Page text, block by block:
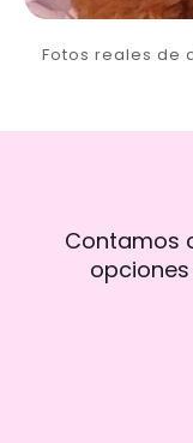
Fotos reales de
Contamos